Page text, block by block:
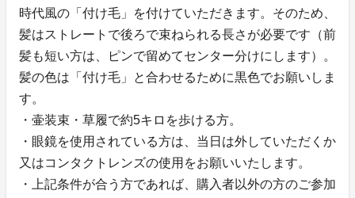
時代風の「付け毛」を付けていただきます。そのため、
髪はストレートで後ろで束ねられる長さが必要です（前
髪も短い方は、ピンで留めてセンター分けにします）。
髪の色は「付け毛」と合わせるために黒色でお願いしま
す。
・壷装束・草履で約5キロを歩ける方。
・眼鏡を使用されている方は、当日は外していただくか
又はコンタクトレンズの使用をお願いいたします。
・上記条件が合う方であれば、購入者以外の方のご参加